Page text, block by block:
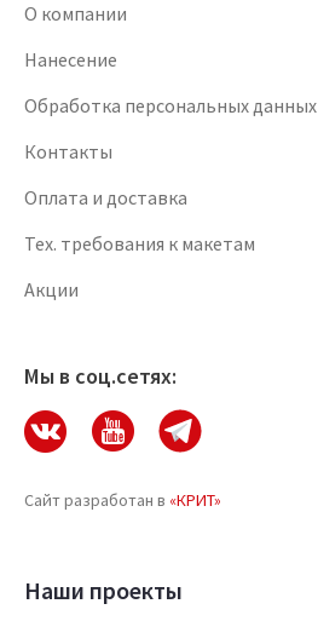
О компании
Нанесение
Обработка персональных данных
Контакты
Оплата и доставка
Тех. требования к макетам
Акции
Мы в соц.сетях:
Сайт разработан в «КРИТ»
Наши проекты